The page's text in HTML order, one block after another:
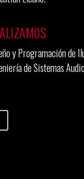
y Programación de
de Sistemas